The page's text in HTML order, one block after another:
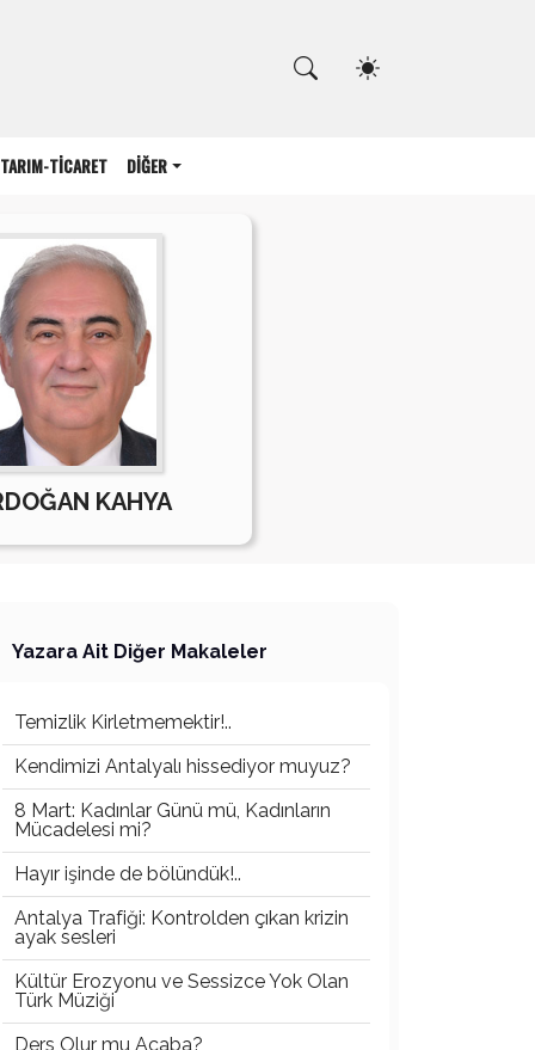
TARIM-TİCARET DİĞER
KAHYA
Yazara Ait Diğer Makaleler
Temizlik Kirletmemektir!..
Kendimizi Antalyalı hissediyor muyuz?
8 Mart: Kadınlar Günü mü, Kadınların
Mücadelesi mi?
Hayır işinde de bölündük!..
Antalya Trafiği: Kontrolden çıkan krizin
ayak sesleri
Kültür Erozyonu ve Sessizce Yok Olan
Türk Müziği
Ders Olur mu Acaba?